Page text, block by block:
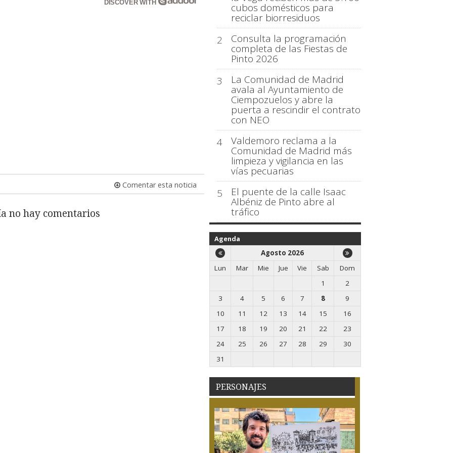
DISCOVER WITH
Comentar esta noticia
no hay comentarios
cubos domésticos para
reciclar biorresiduos
2
Consulta la programación
completa de las Fiestas de
Pinto 2026
3
La Comunidad de Madrid
avala al Ayuntamiento de
Ciempozuelos y abre la
puerta a rescindir el contrato
con NEO
4
Valdemoro reclama a la
Comunidad de Madrid más
limpieza y vigilancia en las
vías pecuarias
5
El puente de la calle Isaac
Albéniz de Pinto abre al
tráfico
Agenda
Agosto 2026
Lun
Mar Mie Jue Vie Sab
Dom
1
2
3
4 5 6 7 8
9
10
11 12 13 14 15
16
17
18 19 20 21 22
23
24
25 26 27 28 29
30
31
PERSONAJES